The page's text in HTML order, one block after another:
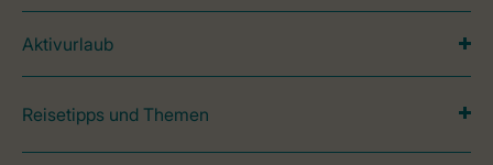
Aktivurlaub
Reisetipps und Themen